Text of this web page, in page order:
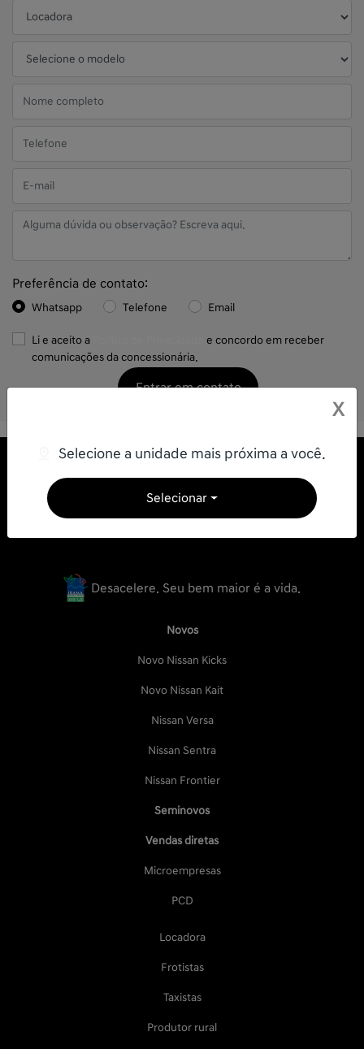
Preferência de contato:
Whatsapp Telefone Email
Li e aceito a
e concordo em receber
comunicações da concessionária.
Entrar em contato
Desacelere. Seu bem maior é a vida.
Novos
Novo Nissan Kicks
Novo Nissan Kait
Nissan Versa
Nissan Sentra
Nissan Frontier
Seminovos
Vendas diretas
Microempresas
PCD
Locadora
Frotistas
Taxistas
Produtor rural
X
Selecione a unidade mais próxima a você.
Selecionar